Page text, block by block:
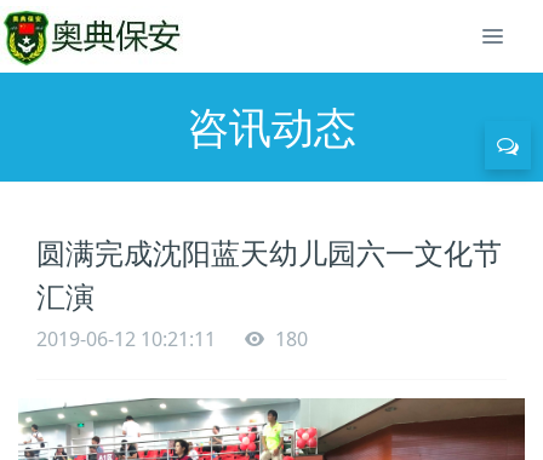
咨讯动态
圆满完成沈阳蓝天幼儿园六一文化节
汇演
2019-06-12 10:21:11 180